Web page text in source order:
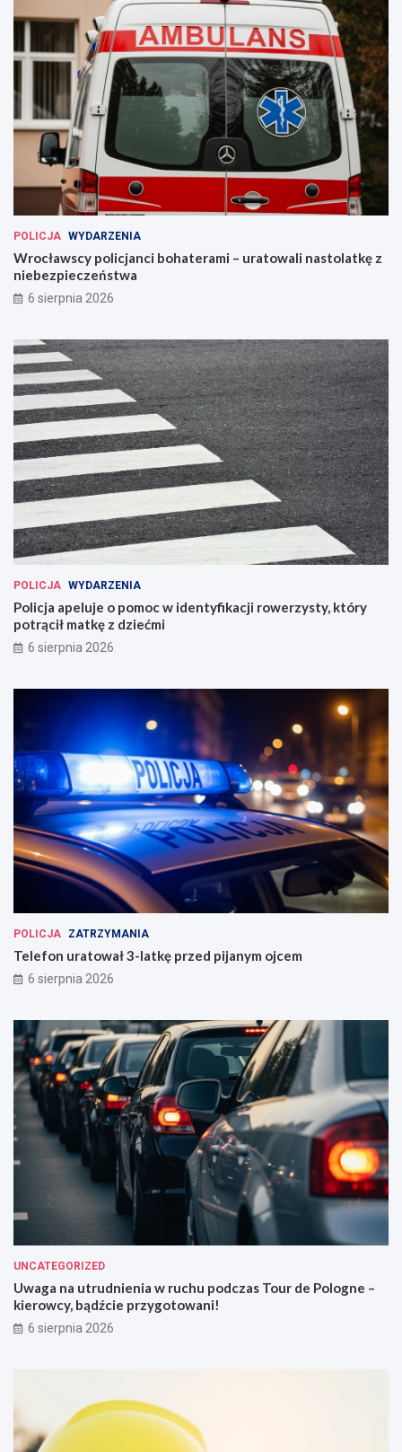
POLICJA WYDARZENIA
Wrocławscy policjanci bohaterami – uratowali nastolatkę z
niebezpieczeństwa
6 sierpnia 2026
POLICJA WYDARZENIA
Policja apeluje o pomoc w identyfikacji rowerzysty, który
potrącił matkę z dziećmi
6 sierpnia 2026
POLICJA ZATRZYMANIA
Telefon uratował 3-latkę przed pijanym ojcem
6 sierpnia 2026
UNCATEGORIZED
Uwaga na utrudnienia w ruchu podczas Tour de Pologne –
kierowcy, bądźcie przygotowani!
6 sierpnia 2026